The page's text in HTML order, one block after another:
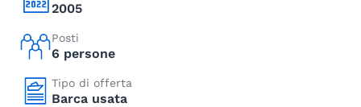
2005
Posti
6 persone
Tipo di offerta
Barca usata